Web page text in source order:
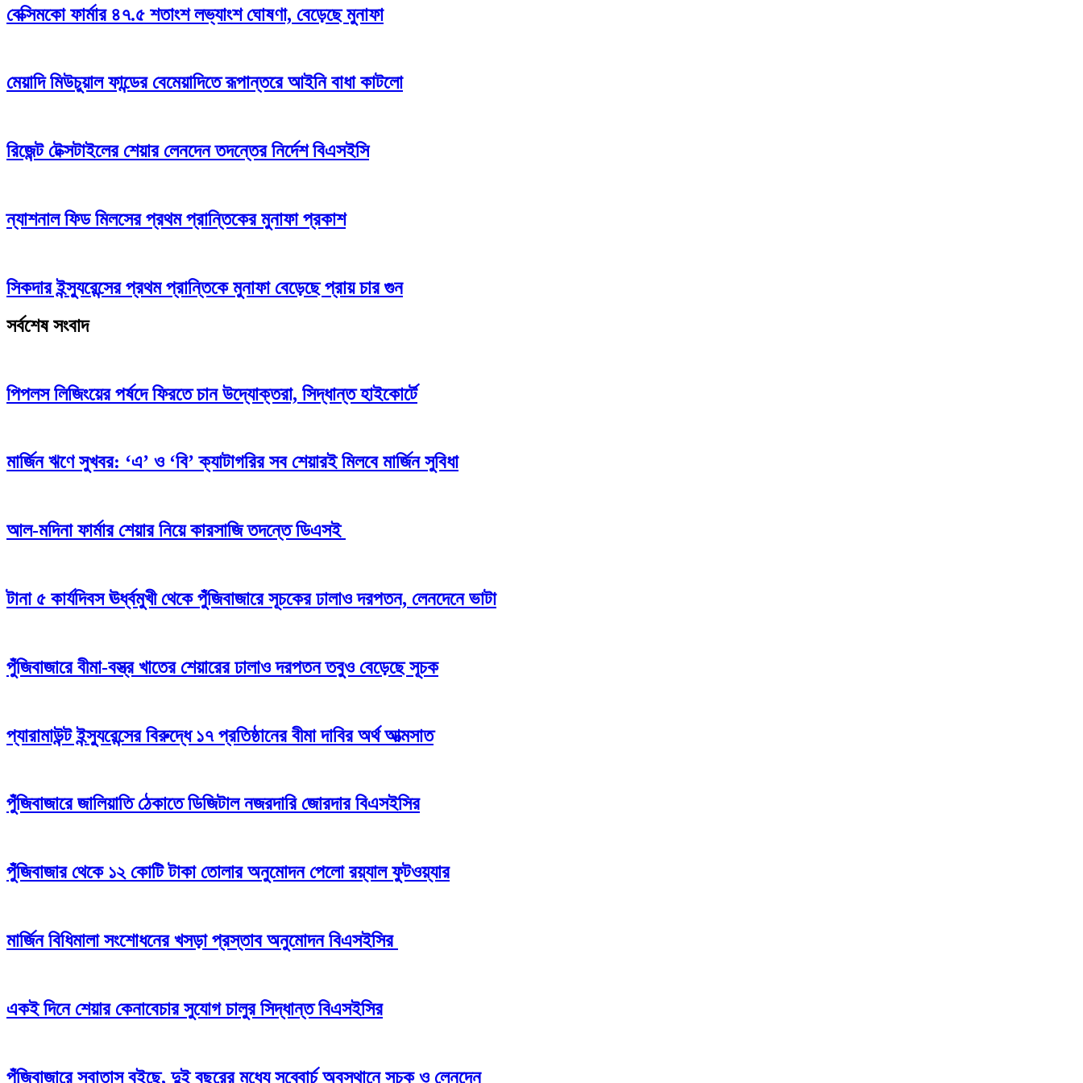
বেক্সিমকো ফার্মার ৪৭.৫ শতাংশ লভ্যাংশ ঘোষণা, বেড়েছে মুনাফা
মেয়াদি মিউচুয়াল ফান্ডের বেমেয়াদিতে রূপান্তরে আইনি বাধা কাটলো
রিজেন্ট টেক্সটাইলের শেয়ার লেনদেন তদন্তের নির্দেশ বিএসইসি
ন্যাশনাল ফিড মিলসের প্রথম প্রান্তিকের মুনাফা প্রকাশ
সিকদার ইন্স্যুরেন্সের প্রথম প্রান্তিকে মুনাফা বেড়েছে প্রায় চার গুন
সর্বশেষ সংবাদ
পিপলস লিজিংয়ের পর্ষদে ফিরতে চান উদ্যোক্তরা, সিদ্ধান্ত হাইকোর্টে
মার্জিন ঋণে সুখবর: ‘এ’ ও ‘বি’ ক্যাটাগরির সব শেয়ারই মিলবে মার্জিন সুবিধা
আল-মদিনা ফার্মার শেয়ার নিয়ে কারসাজি তদন্তে ডিএসই
টানা ৫ কার্যদিবস ঊর্ধ্বমুখী থেকে পুঁজিবাজারে সূচকের ঢালাও দরপতন, লেনদেনে ভাটা
পুঁজিবাজারে বীমা-বস্ত্র খাতের শেয়ারের ঢালাও দরপতন তবুও বেড়েছে সূচক
প্যারামাউন্ট ইন্স্যুরেন্সের বিরুদ্ধে ১৭ প্রতিষ্ঠানের বীমা দাবির অর্থ আত্মসাত
পুঁজিবাজারে জালিয়াতি ঠেকাতে ডিজিটাল নজরদারি জোরদার বিএসইসির
পুঁজিবাজার থেকে ১২ কোটি টাকা তোলার অনুমোদন পেলো রয়্যাল ফুটওয়্যার
মার্জিন বিধিমালা সংশোধনের খসড়া প্রস্তাব অনুমোদন বিএসইসির
একই দিনে শেয়ার কেনাবেচার সুযোগ চালুর সিদ্ধান্ত বিএসইসির
পুঁজিবাজারে সুবাতাস বইছে, দুই বছরের মধ্যে সব্বোর্চ অবস্থানে সূচক ও লেনদেন